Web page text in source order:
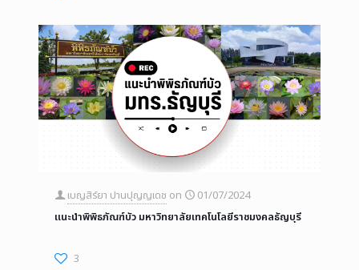
เบญสิร์ยา ปานปุญญเดช on
01/07/2024
แนะนำพิพิธภัณฑ์บัว มหาวิทยาลัยเทคโนโลยีราชมงคลธัญบุรี
3